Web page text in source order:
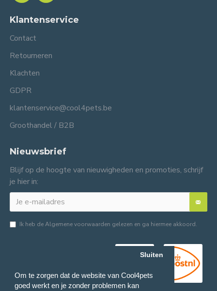
Om te zorgen dat de website van Cool4pets
goed werkt en je zonder problemen kan
Sluiten
Klantenservice
Contact
Retourneren
Klachten
GDPR
klantenservice@cool4pets.be
Groothandel / B2B
Nieuwsbrief
Blijf op de hoogte van nieuwigheden en promoties, schrijf
je hier in:
Ik heb deAlgemene voorwaarden gelezen en ga hiermee akkoord.